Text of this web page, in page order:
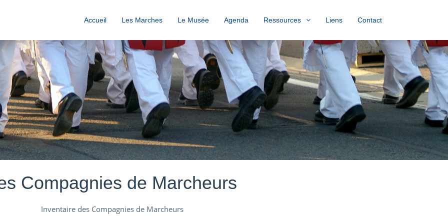
Accueil Les Marches Le Musée Agenda Ressources Liens Contact
Compagnies de Marcheurs
Inventaire des Compagnies de Marcheurs